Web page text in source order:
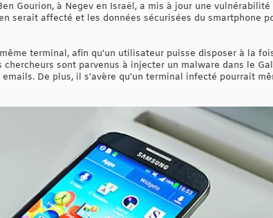
Gourion, à Negev en Israël, a mis à jour une
serait affecté et les données sécurisées du smartphone
terminal, afin qu'un utilisateur puisse disposer à la
sont parvenus à injecter un malware dans le
De plus, il s'avère qu'un terminal infecté pourrait